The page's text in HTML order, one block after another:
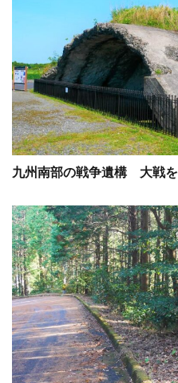
九州南部の戦争遺構 大戦